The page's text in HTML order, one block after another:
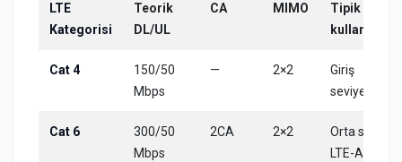
LTE
Kategorisi
Teorik
DL/UL
CA MIMO
Tipik
kullanım
Cat 4
150/50
Mbps
— 2×2
Giriş
seviye LTE
Cat 6
300/50
Mbps
2CA 2×2
Orta sınıf
LTE-A